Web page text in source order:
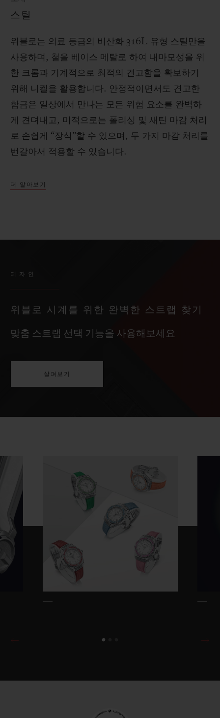
스틸
위블로는 의료 등급의 비산화 316L 유형 스틸만을
사용하며, 철을 베이스 메탈로 하여 내마모성을 위
한 크롬과 기계적으로 최적의 견고함을 확보하기
위해 니켈을 활용합니다. 안정적이면서도 견고한
합금은 일상에서 만나는 모든 위험 요소를 완벽하
게 견뎌내고, 미적으로는 폴리싱 및 새틴 마감 처리
로 손쉽게 “장식”할 수 있으며, 두 가지 마감 처리를
번갈아서 적용할 수 있습니다.
더 알아보기
디자인
위블로 시계를 위한 완벽한 스트랩 찾기
맞춤 스트랩 선택 기능을 사용해보세요
살펴보기